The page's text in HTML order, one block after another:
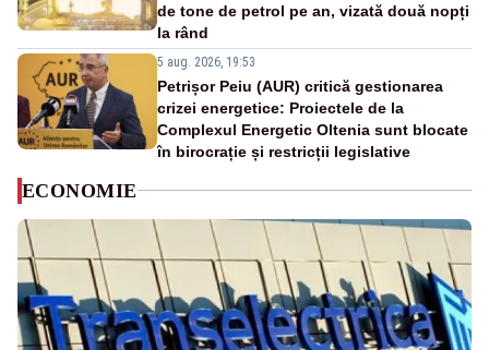
de tone de petrol pe an, vizată două nopți
la rând
5 aug. 2026, 19:53
Petrișor Peiu (AUR) critică gestionarea
crizei energetice: Proiectele de la
Complexul Energetic Oltenia sunt blocate
în birocrație și restricții legislative
ECONOMIE